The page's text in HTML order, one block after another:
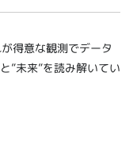
得意な観測でデータ
”未来”を読み解いてい